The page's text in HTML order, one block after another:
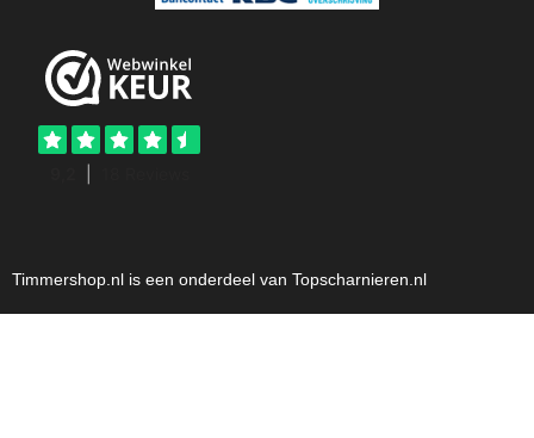
Timmershop.nl is een onderdeel van Topscharnieren.nl